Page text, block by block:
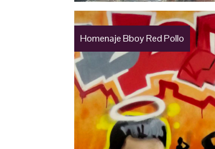
Homenaje Bboy Red Pollo